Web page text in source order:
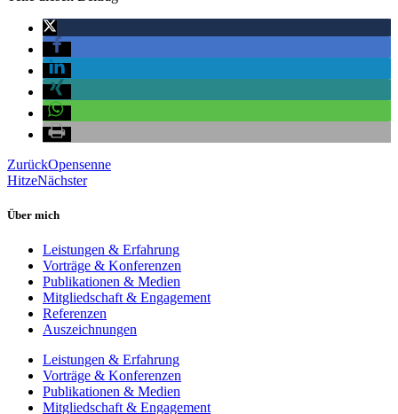
ZurückOpensenne
HitzeNächster
Über mich
Leistungen & Erfahrung
Vorträge & Konferenzen
Publikationen & Medien
Mitgliedschaft & Engagement
Referenzen
Auszeichnungen
Leistungen & Erfahrung
Vorträge & Konferenzen
Publikationen & Medien
Mitgliedschaft & Engagement